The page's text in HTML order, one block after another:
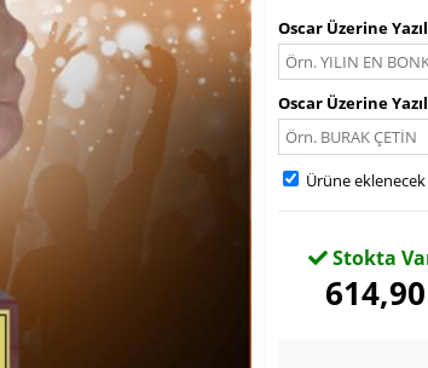
Oscar Üzerine
Oscar Üzerine
Ürüne
Stokta